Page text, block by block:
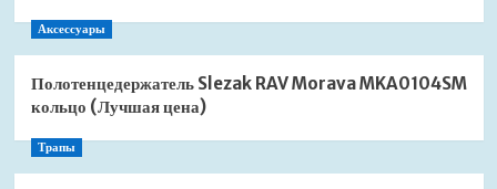
Аксессуары
Полотенцедержатель Slezak RAV Morava MKA0104SM
кольцо (Лучшая цена)
Трапы